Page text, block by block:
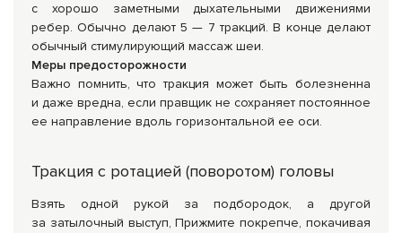
с хорошо заметными дыхательными движениями
ребер. Обычно делают 5 — 7 тракций. В конце делают
обычный стимулирующий массаж шеи.
Меры предосторожности
Важно помнить, что тракция может быть болезненна
и даже вредна, если правщик не сохраняет постоянное
ее направление вдоль горизонтальной ее оси.
Тракция с ротацией (поворотом) головы
Взять одной рукой за подбородок, а другой
за затылочный выступ, Прижмите покрепче, покачивая